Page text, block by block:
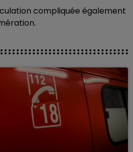
compliquée également